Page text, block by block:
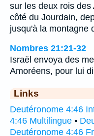
sur les deux rois
côté du Jourdain,
jusqu'à la montagne
Nombres 21:21-32
Israël envoya des
Amoréens, pour lui
Links
Deutéronome 4:46
4:46 Multilingue •
Deutéronome 4:46